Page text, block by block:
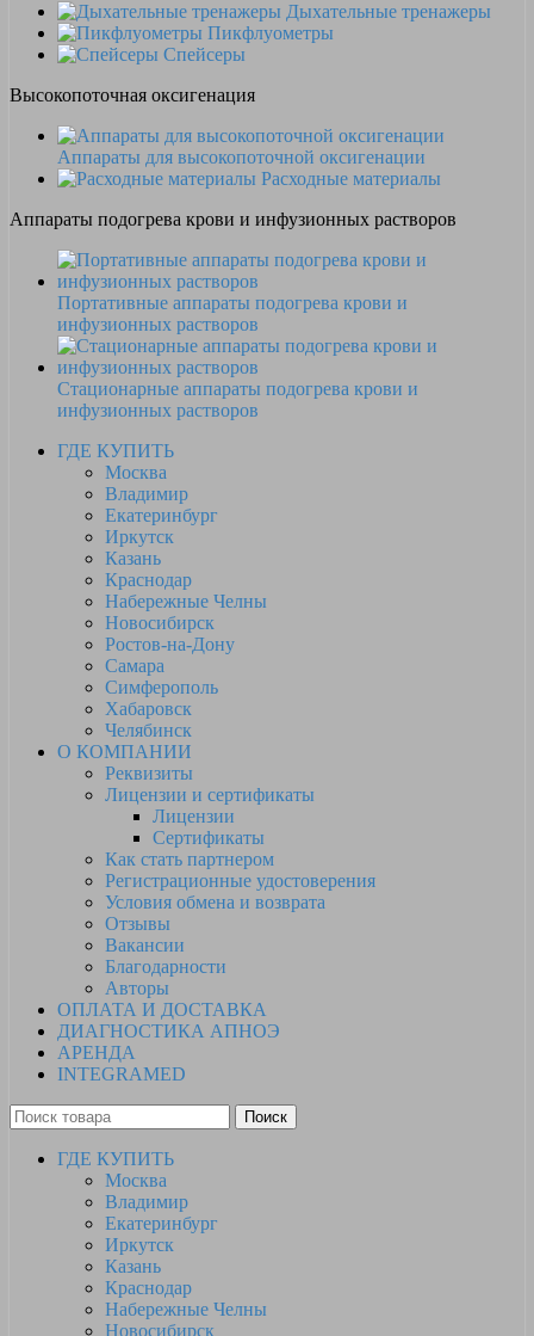
Дыхательные тренажеры
Пикфлуометры
Спейсеры
Высокопоточная оксигенация
Аппараты для высокопоточной оксигенации
Расходные материалы
Аппараты подогрева крови и инфузионных растворов
Портативные аппараты подогрева крови и
инфузионных растворов
Стационарные аппараты подогрева крови и
инфузионных растворов
ГДЕ КУПИТЬ
Москва
Владимир
Екатеринбург
Иркутск
Казань
Краснодар
Набережные Челны
Новосибирск
Ростов-на-Дону
Самара
Симферополь
Хабаровск
Челябинск
О КОМПАНИИ
Реквизиты
Лицензии и сертификаты
Лицензии
Сертификаты
Как стать партнером
Регистрационные удостоверения
Условия обмена и возврата
Отзывы
Вакансии
Благодарности
Авторы
ОПЛАТА И ДОСТАВКА
ДИАГНОСТИКА АПНОЭ
АРЕНДА
INTEGRAMED
Поиск
ГДЕ КУПИТЬ
Москва
Владимир
Екатеринбург
Иркутск
Казань
Краснодар
Набережные Челны
Новосибирск